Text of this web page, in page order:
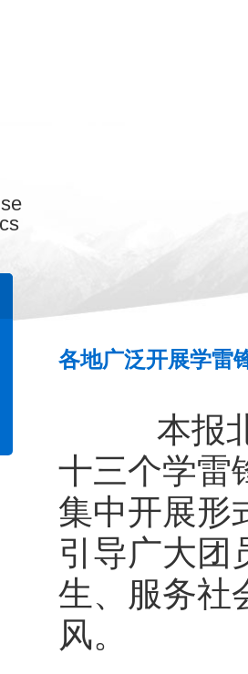
各地广泛开展学雷
本报北
十三个学雷
集中开展形
引导广大团
生、服务社
风。